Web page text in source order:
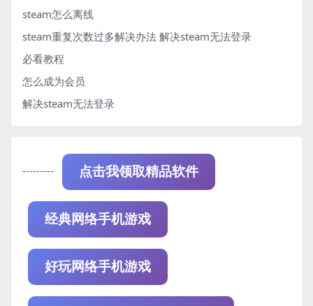
steam怎么离线
steam重复次数过多解决办法 解决steam无法登录
必看教程
怎么成为会员
解决steam无法登录
--------- 点击我领取精品软件
经典网络手机游戏
好玩网络手机游戏